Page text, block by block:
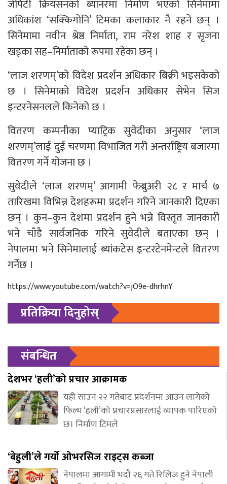
जेपिटी क्रियसनको ब्यानरमा निर्माण भएको सिनेमामा
अधिकांश ‘सक्किगोनि’ टिमका कलाकार नै रहने छन् ।
सिनेमामा नवीन श्रेष्ठ निर्माता, राम नरेश शाह र सृजना
खड्का सह–निर्माताको रूपमा रहेका छन् ।
‘लाज शरणम्’को विदेश प्रदर्शन अधिकार बिक्री भइसकेको
छ । सिनेमाको विदेश प्रदर्शन अधिकार सेभेन सिज
इन्टरनेसनलले किनेको छ ।
वितरण कम्पनीका प्याट्रिक सुवेदीका अनुसार ‘लाज
शरणम्’लाई दुई चरणमा विभाजित गरी अन्तर्राष्ट्रिय बजारमा
वितरण गर्ने योजना छ ।
सुवेदीले ‘लाज शरणम्’ आगामी फेब्रुअरी २८ र मार्च ७
तारिखमा विभिन्न देशहरूमा प्रदर्शन गरिने जानकारी दिएका
छन् । कुन–कुन देशमा प्रदर्शन हुने भन्ने विस्तृत जानकारी
भने चाँडै सार्वजनिक गरिने सुवेदीले बताएका छन् ।
नेपालमा भने सिनेमालाई ब्यांकटेस इन्टरटेनमेन्टले वितरण
गर्नेछ ।
https://www.youtube.com/watch?v=jO9e-dhrhnY
प्रतिक्रिया दिनुहोस्
संबन्धित
देशभर ‘हली’को प्रचार आक्रामक
यही साउन २२ गतेबाट प्रदर्शनमा आउन लागेको
फिल्म ‘हली’को प्रचारप्रसारलाई व्यापक पारिएको
छ। निर्माण टिमले
‘बेहुली’ले गर्यो ओभरसिज राइट्स कब्जा
नेपालमा आगामी भदौ २६ गते रिलिज हुने नेपाली